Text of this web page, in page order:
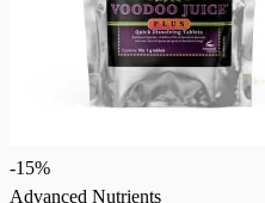
-15%
Advanced Nutrients